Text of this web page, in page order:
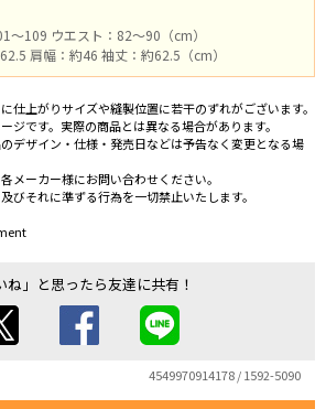
～109 ウエスト：82～90（cm）
肩幅：約46 袖丈：約62.5（cm）
仕上がりサイズや縫製位置に若干のずれがございます。
ジです。実際の商品とは異なる場合があります。
デザイン・仕様・発売日などは予告なく変更となる場
メーカー様にお問い合わせください。
びそれに準ずる行為を一切禁止いたします。
ね」と思ったら友達に共有！
4549970914178 / 1592-5090